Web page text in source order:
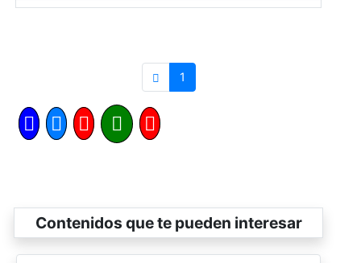
1
Contenidos que te pueden interesar